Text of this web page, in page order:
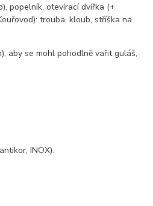
popelník, otevírací dvířka (+
trouba, kloub, stříška na
aby se mohl pohodlně vařit guláš,
INOX).